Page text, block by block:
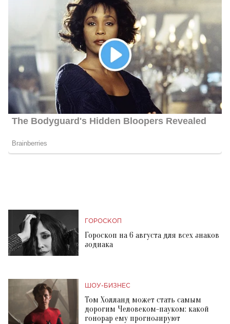
ГОРОСКОП
Гороскоп на 6 августа для всех знаков
зодиака
ШОУ-БИЗНЕС
Том Холланд может стать самым
дорогим Человеком-пауком: какой
гонорар ему прогнозируют